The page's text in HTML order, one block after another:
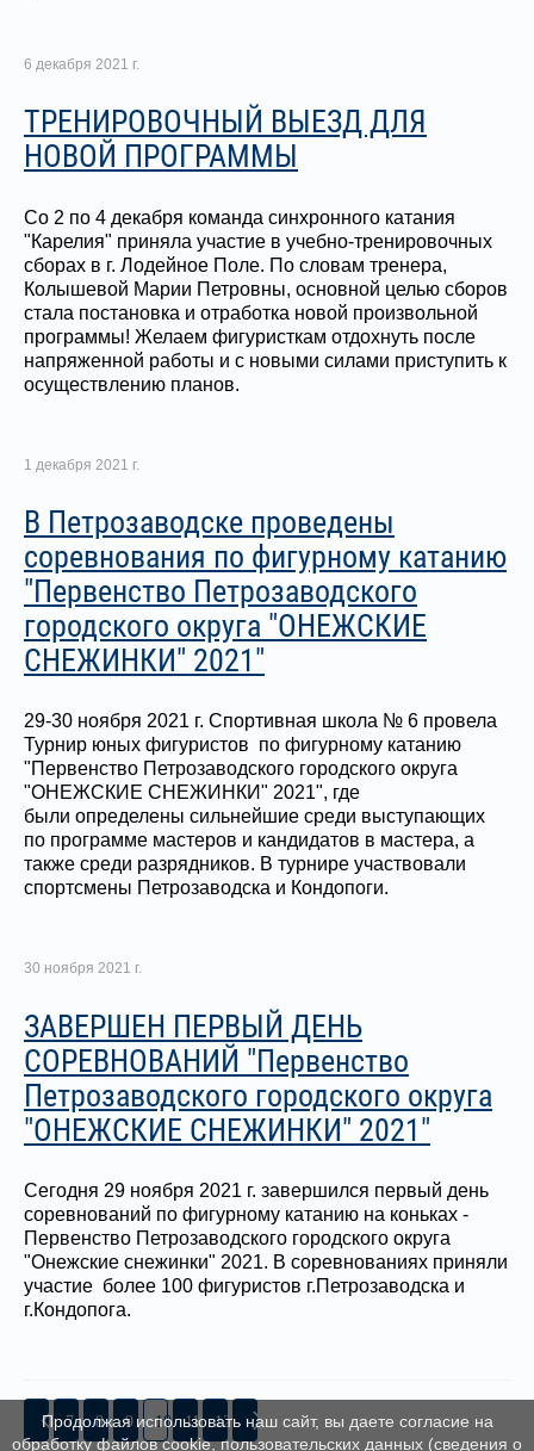
6 декабря 2021 г.
ТРЕНИРОВОЧНЫЙ ВЫЕЗД ДЛЯ
НОВОЙ ПРОГРАММЫ
Со 2 по 4 декабря команда синхронного катания
"Карелия" приняла участие в учебно-тренировочных
сборах в г. Лодейное Поле. По словам тренера,
Колышевой Марии Петровны, основной целью сборов
стала постановка и отработка новой произвольной
программы! Желаем фигуристкам отдохнуть после
напряженной работы и с новыми силами приступить к
осуществлению планов.
1 декабря 2021 г.
В Петрозаводске проведены
соревнования по фигурному катанию
"Первенство Петрозаводского
городского округа "ОНЕЖСКИЕ
СНЕЖИНКИ" 2021"
29-30 ноября 2021 г. Спортивная школа № 6 провела
Турнир юных фигуристов по фигурному катанию
"Первенство Петрозаводского городского округа
"ОНЕЖСКИЕ СНЕЖИНКИ" 2021", где
были определены сильнейшие среди выступающих
по программе мастеров и кандидатов в мастера, а
также среди разрядников. В турнире участвовали
спортсмены Петрозаводска и Кондопоги.
30 ноября 2021 г.
ЗАВЕРШЕН ПЕРВЫЙ ДЕНЬ
СОРЕВНОВАНИЙ "Первенство
Петрозаводского городского округа
"ОНЕЖСКИЕ СНЕЖИНКИ" 2021"
Сегодня 29 ноября 2021 г. завершился первый день
соревнований по фигурному катанию на коньках -
Первенство Петрозаводского городского округа
"Онежские снежинки" 2021. В соревнованиях приняли
участие более 100 фигуристов г.Петрозаводска и
г.Кондопога.
7 8 9 10 11 12
Продолжая использовать наш сайт, вы даете согласие на
обработку файлов cookie, пользовательских данных (сведения о